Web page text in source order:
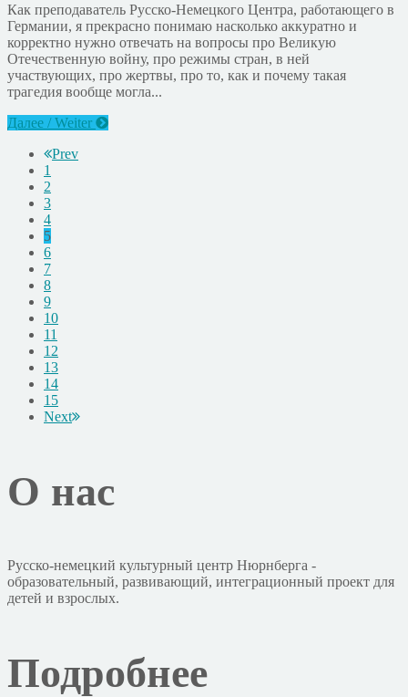
Как преподаватель Русско-Немецкого Центра, работающего в
Германии, я прекрасно понимаю насколько аккуратно и
корректно нужно отвечать на вопросы про Великую
Отечественную войну, про режимы стран, в ней
участвующих, про жертвы, про то, как и почему такая
трагедия вообще могла...
Далее / Weiter
Prev
1
2
3
4
5
6
7
8
9
10
11
12
13
14
15
Next
О нас
Русско-немецкий культурный центр Нюрнберга -
образовательный, развивающий, интеграционный проект для
детей и взрослых.
Подробнее